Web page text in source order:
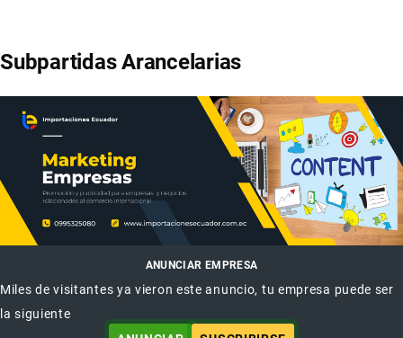
Subpartidas Arancelarias
ANUNCIAR EMPRESA
Miles de visitantes ya vieron este anuncio, tu empresa puede ser
la siguiente